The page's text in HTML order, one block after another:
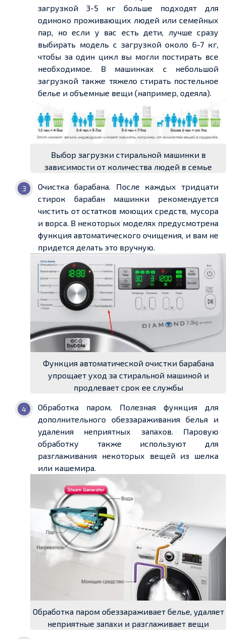
загрузкой 3-5 кг больше подходят для
одиноко проживающих людей или семейных
пар, но если у вас есть дети, лучше сразу
выбирать модель с загрузкой около 6-7 кг,
чтобы за один цикл вы могли постирать все
необходимое. В машинках с небольшой
загрузкой также тяжело стирать постельное
белье и объемные вещи (например, одеяла).
Выбор загрузки стиральной машинки в
зависимости от количества людей в семье
Очистка барабана. После каждых тридцати
стирок барабан машинки рекомендуется
чистить от остатков моющих средств, мусора
и ворса. В некоторых моделях предусмотрена
функция автоматического очищения, и вам не
придется делать это вручную.
Функция автоматической очистки барабана
упрощает уход за стиральной машиной и
продлевает срок ее службы
Обработка паром. Полезная функция для
дополнительного обеззараживания белья и
удаления неприятных запахов. Паровую
обработку также используют для
разглаживания некоторых вещей из шелка
или кашемира.
Обработка паром обеззараживает белье, удаляет
неприятные запахи и разглаживает вещи